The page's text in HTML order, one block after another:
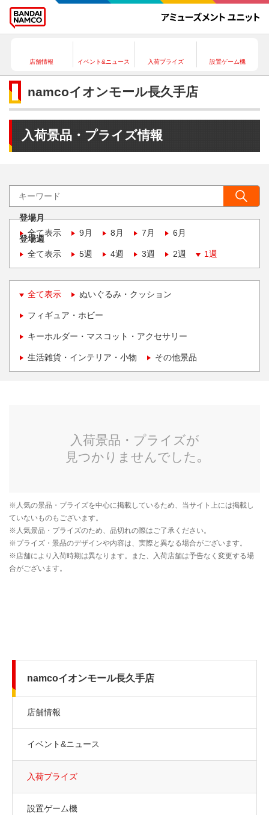
店舗情報 イベント&ニュース 入荷プライズ 設置ゲーム機
namcoイオンモール長久手店
入荷景品・プライズ情報
登場月
全て表示
9月 8月 7月 6月
登場週
全て表示
5週 4週 3週 2週 1週
全て表示 ぬいぐるみ・クッション
フィギュア・ホビー
キーホルダー・マスコット・アクセサリー
生活雑貨・インテリア・小物 その他景品
namcoイオンモール長久手店
店舗情報
イベント&ニュース
入荷プライズ
設置ゲーム機